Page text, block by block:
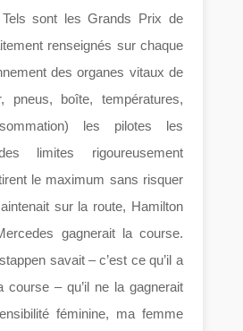
Tels sont les Grands Prix de
renseignés sur chaque
des organes vitaux de
pneus, boîte, températures,
les pilotes les
limites rigoureusement
le maximum sans risquer
sur la route, Hamilton
gagnerait la course.
savait – c’est ce qu’il a
course – qu’il ne la gagnerait
féminine, ma femme